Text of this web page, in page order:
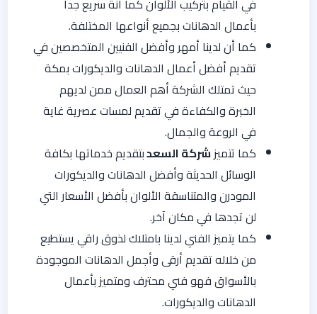
في القيام بتركيب الألوان كما أنة سريع جدا
بأعمال الدهانات بجميع أنواعها المختلفة.
كما أن لدينا أمهر وأفضل الفنيين المتخصصين في
تقديم أفضل أعمال الدهانات والديكورات بمكة
حيث تمتلك الشركة أهم العمال ممن لديهم
الخبرة والكفاءة في تقديم لمسات عصرية غاية
في الروعة والجمال.
كما تتميزشركة السعدبتقديم خدماتها بكافة
الوسائل الحديثة وأفضل الدهانات والديكورات
المودرن والمتناسقة الألوان بأفضل الأسعار التي
لن تجدها في مكان آخر.
كما يتميز الفني لدينا بامتلاك لذوق راقي يستطيع
من خلاله تقديم أرقى وأجمل الدهانات الموجودة
بالأسواق فهو فني محترف ومتميز بأعمال
الدهانات والديكورات.